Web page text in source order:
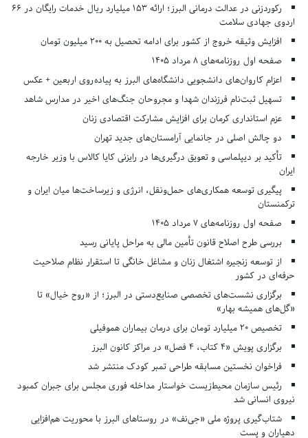
رکوردزنی در عدالت درمانی البرز؛ ارائه ۱۵۳ میلیارد ریال خدمات رایگان در ۶۶
اردوی جهادی سلامت
افزایش وثیقه خروج از کشور برای ادامه تحصیل به ۲۰۰ میلیون تومان
صفحه اول روزنامه‌های 8 مرداد 1405
اعزام کاروان‌های دانشجویی دانشگاه‌های البرز به پیاده‌روی اربعین + عکس
تسهیل ثبت‌نام فرزندان شهدا و مجروحان جنگ‌های اخیر در مدارس شاهد
عزم استانداری کرمان برای افزایش مشارکت اقتصادی زنان
دو چالش اصلی در جانمایی آرامستان‌های جدید تهران
تأکید بر دیپلماسی و تعویق درگیری‌ها در رایزنی کایا کالاس با وزیر خارجه
ایران
پیگیری توسعه همکاری‌های حمل‌ونقل، انرژی و زیرساخت‌ها میان ایران و
ترکمنستان
صفحه اول روزنامه‌های 7 مرداد 1405
بررسی طرح اصلاح قانون تأمین مالی به مراحل پایانی رسید
از توسعه زنجیره اشتغال زنان و مشاغل خانگی تا استقرار نظام صلاحیت
حرفه‌ای در کشور
برگزاری نشست‌های تخصصی صنایع‌دستی در البرز؛ از «روح خیال» تا
«گل‌های همیشه بهار»
تخصیص ۲۰ میلیارد تومان برای درمان بیماران هموفیلی
برگزاری پویش «۴ کتاب، ۴ فصل» در مراکز کانون البرز
فراخوان نخستین مسابقه طراحی تمبر کودک منتشر شد
رئیس سازمان محیط‌زیست خواستار مداخله فوری مجلس برای جبران کمبود
نیروی انسانی شد
شتاب‌گیری پروژه ملی «جی‌نف» در روستاهای البرز با محوریت هم‌افزایی
دهیاران و پست